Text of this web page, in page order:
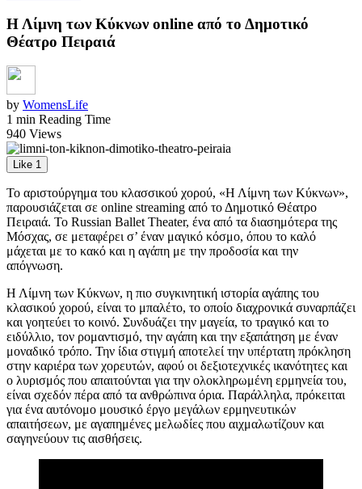
Η Λίμνη των Κύκνων online από το Δημοτικό
Θέατρο Πειραιά
by WomensLife
1 min Reading Time
940 Views
Like 1
Το αριστούργημα του κλασσικού χορού, «Η Λίμνη των Κύκνων»,
παρουσιάζεται σε online streaming από το Δημοτικό Θέατρο
Πειραιά. To Russian Ballet Theater, ένα από τα διασημότερα της
Μόσχας, σε μεταφέρει σ’ έναν μαγικό κόσμο, όπου το καλό
μάχεται με το κακό και η αγάπη με την προδοσία και την
απόγνωση.
Η Λίμνη των Κύκνων, η πιο συγκινητική ιστορία αγάπης του
κλασικού χορού, είναι το μπαλέτο, το οποίο διαχρονικά συναρπάζει
και γοητεύει το κοινό. Συνδυάζει την μαγεία, το τραγικό και το
ειδύλλιο, τον ρομαντισμό, την αγάπη και την εξαπάτηση με έναν
μοναδικό τρόπο. Την ίδια στιγμή αποτελεί την υπέρτατη πρόκληση
στην καριέρα των χορευτών, αφού οι δεξιοτεχνικές ικανότητες και
ο λυρισμός που απαιτούνται για την ολοκληρωμένη ερμηνεία του,
είναι σχεδόν πέρα από τα ανθρώπινα όρια. Παράλληλα, πρόκειται
για ένα αυτόνομο μουσικό έργο μεγάλων ερμηνευτικών
απαιτήσεων, με αγαπημένες μελωδίες που αιχμαλωτίζουν και
σαγηνεύουν τις αισθήσεις.